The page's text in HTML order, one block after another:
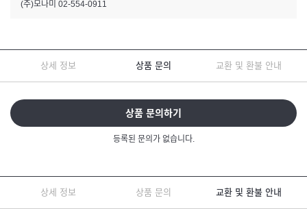
(주)모나미 02-554-0911
상세 정보 상품 문의 교환 및 환불 안내
상품 문의하기
등록된 문의가 없습니다.
상세 정보 상품 문의 교환 및 환불 안내